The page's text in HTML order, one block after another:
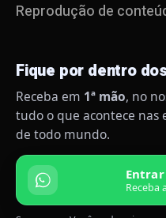
Reprodução de
Fique por dentro
Receba em 1ª mão, no
tudo o que acontece
de todo mundo.
Receba